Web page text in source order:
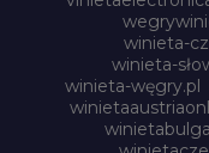
winieta-
winieta-
winieta-węgry.pl